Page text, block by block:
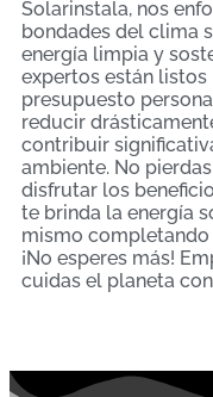
Solarinstala, nos
bondades del clima
energía limpia y
expertos están
presupuesto
reducir
contribuir
ambiente. No
disfrutar los
te brinda la energía
mismo
¡No esperes más!
cuidas el planeta